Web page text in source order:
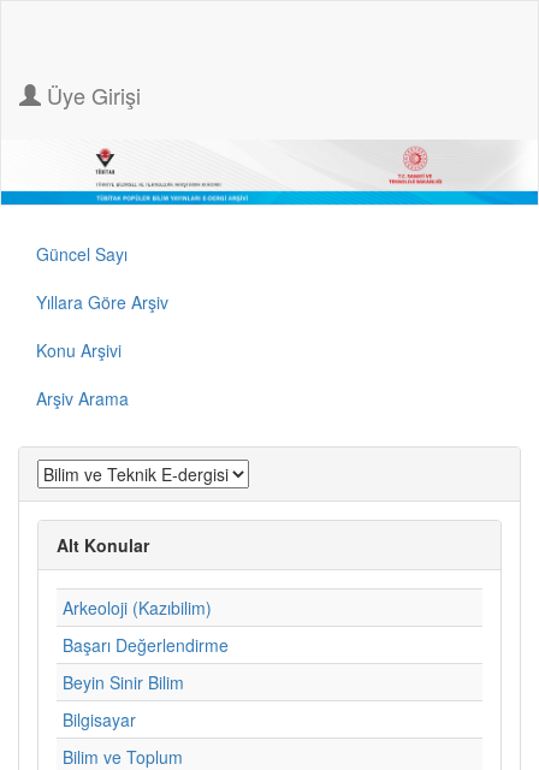
Üye Girişi
Güncel Sayı
Yıllara Göre Arşiv
Konu Arşivi
Arşiv Arama
Alt Konular
Arkeoloji (Kazıbilim)
Başarı Değerlendirme
Beyin Sinir Bilim
Bilgisayar
Bilim ve Toplum